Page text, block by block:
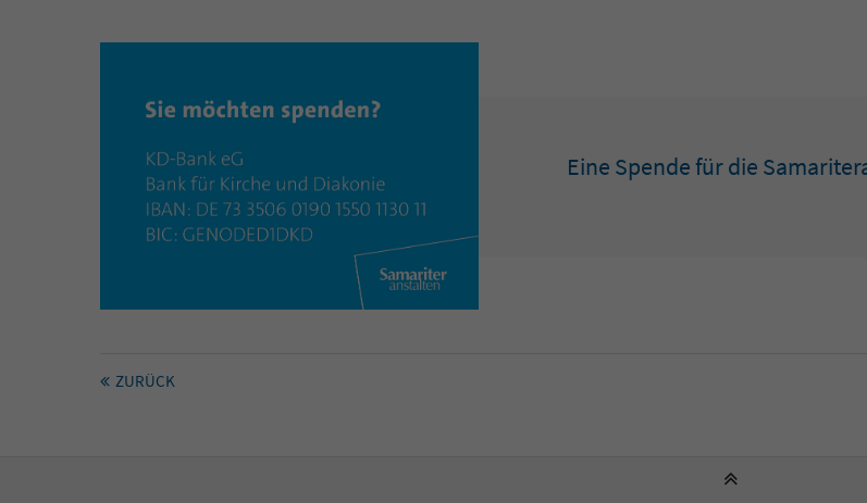
Eine Spende für die
ZURÜCK